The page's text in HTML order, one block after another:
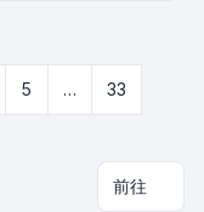
5 …
33
前往